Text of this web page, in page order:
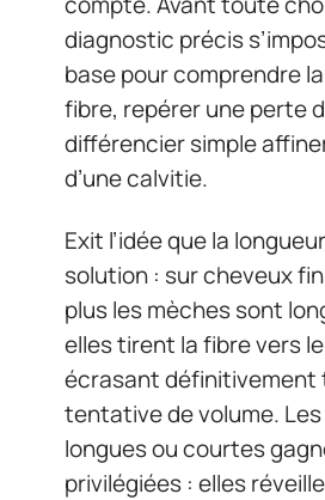
diagnostic précis
base pour comprendre
fibre, repérer une perte
différencier simple
d’une calvitie.
Exit l’idée que la
solution : sur cheveux
plus les mèches sont
elles tirent la fibre vers
écrasant définitivement
tentative de volume.
longues ou courtes
privilégiées : elles